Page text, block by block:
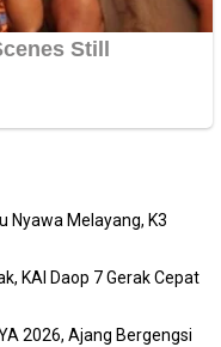
Nyawa Melayang, K3
KAI Daop 7 Gerak Cepat
2026, Ajang Bergengsi